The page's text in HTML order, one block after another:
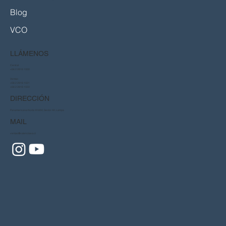
DIRECCIÓN
Panamericana Norte 22.650, Sector A2, Lampa
MAIL
ventas@valenciasa.cl
+56 2 2816 1021
+56 2 2816 1022
+56 2 2816 1000
LLÁMENOS
Blog
VCO